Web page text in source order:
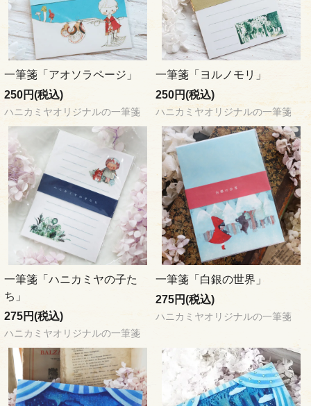
一筆箋「アオソラページ」
250円(税込)
ハニカミヤオリジナルの一筆箋
一筆箋「ヨルノモリ」
250円(税込)
ハニカミヤオリジナルの一筆箋
一筆箋「ハニカミヤの子た
ち」
275円(税込)
ハニカミヤオリジナルの一筆箋
一筆箋「白銀の世界」
275円(税込)
ハニカミヤオリジナルの一筆箋